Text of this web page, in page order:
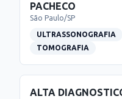
PACHECO
São Paulo/SP
ULTRASSONOGRAFIA
TOMOGRAFIA
ALTA